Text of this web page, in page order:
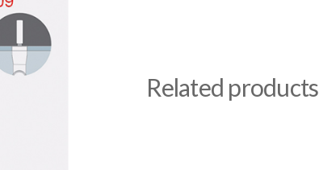
Related products